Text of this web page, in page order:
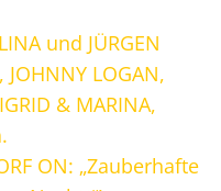
und JÜRGEN
JOHNNY LOGAN,
& MARINA,
ON: „Zauberhafte